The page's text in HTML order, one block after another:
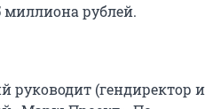
миллиона рублей.
руководит (гендиректор и